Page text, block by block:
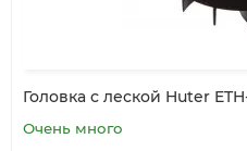
Головка с леской Huter
Очень много